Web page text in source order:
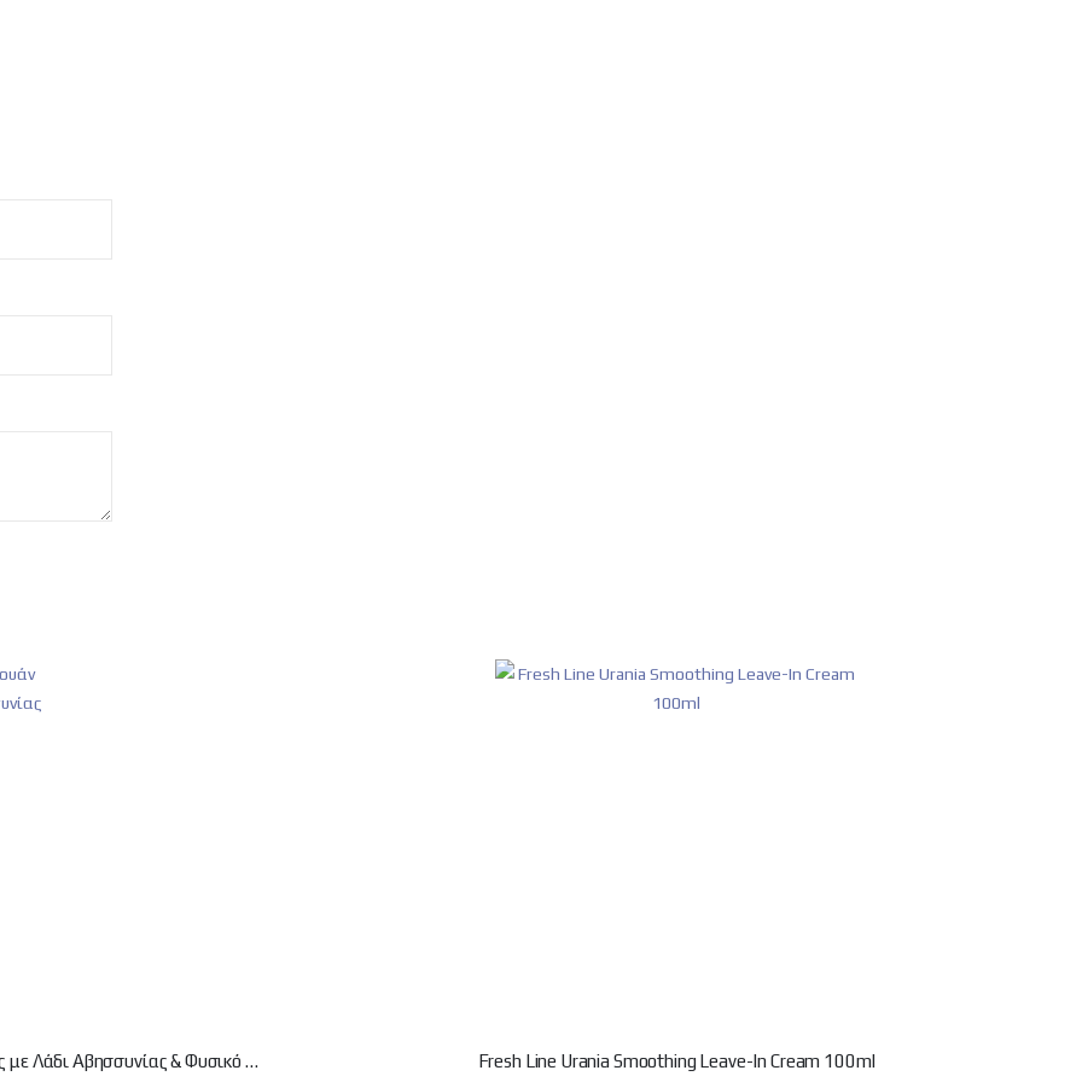
Fresh Line Anti-Frizz Hair Studio Σαμπουάν Κατά του Φριζαρίσματος με Λάδι Αβησσυνίας & Φυσικό Σκουαλένιο 200ml Fresh Line Urania Smoothing Leave-In Cream 100ml